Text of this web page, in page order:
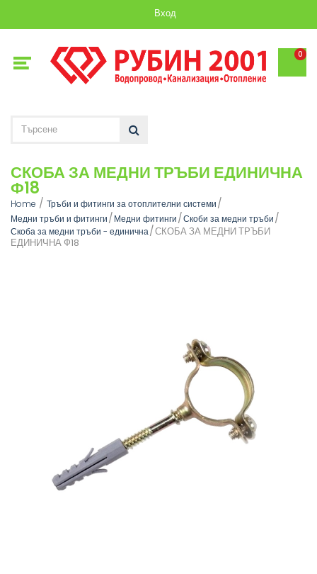
Вход
0
СКОБА ЗА МЕДНИ ТРЪБИ ЕДИНИЧНА
Ф18
Home
Тръби и фитинги за отоплителни системи
Медни тръби и фитинги
Медни фитинги Скоби за медни тръби
Скоба за медни тръби - единична СКОБА ЗА МЕДНИ ТРЪБИ
ЕДИНИЧНА Ф18